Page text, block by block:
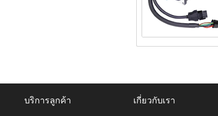
บริการลูกค้า เกี่ยวกับเรา